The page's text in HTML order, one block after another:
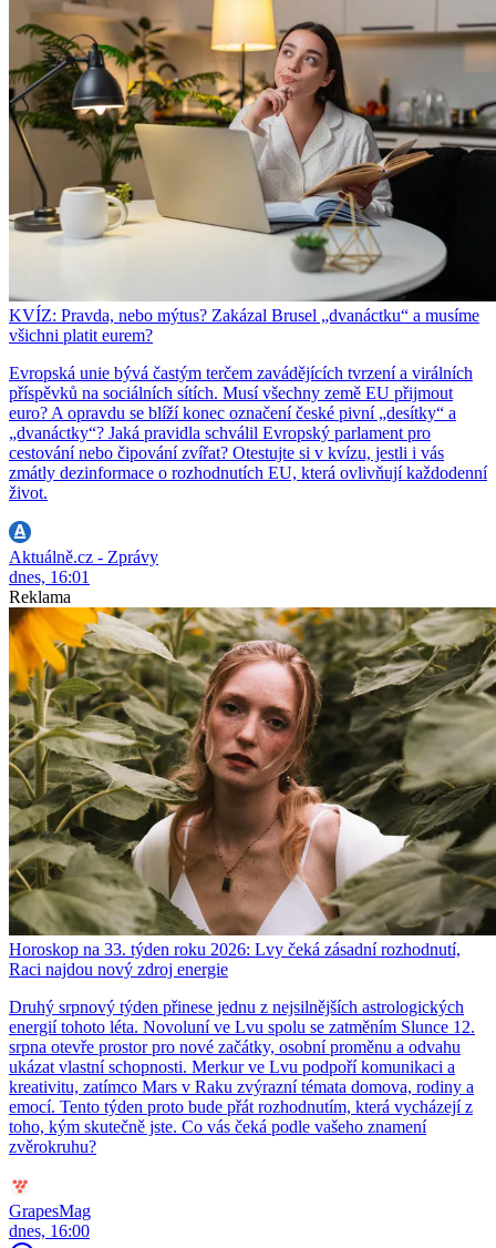
KVÍZ: Pravda, nebo mýtus? Zakázal Brusel „dvanáctku“ a musíme
všichni platit eurem?
Evropská unie bývá častým terčem zavádějících tvrzení a virálních
příspěvků na sociálních sítích. Musí všechny země EU přijmout
euro? A opravdu se blíží konec označení české pivní „desítky“ a
„dvanáctky“? Jaká pravidla schválil Evropský parlament pro
cestování nebo čipování zvířat? Otestujte si v kvízu, jestli i vás
zmátly dezinformace o rozhodnutích EU, která ovlivňují každodenní
život.
Aktuálně.cz - Zprávy
dnes, 16:01
Reklama
Horoskop na 33. týden roku 2026: Lvy čeká zásadní rozhodnutí,
Raci najdou nový zdroj energie
Druhý srpnový týden přinese jednu z nejsilnějších astrologických
energií tohoto léta. Novoluní ve Lvu spolu se zatměním Slunce 12.
srpna otevře prostor pro nové začátky, osobní proměnu a odvahu
ukázat vlastní schopnosti. Merkur ve Lvu podpoří komunikaci a
kreativitu, zatímco Mars v Raku zvýrazní témata domova, rodiny a
emocí. Tento týden proto bude přát rozhodnutím, která vycházejí z
toho, kým skutečně jste. Co vás čeká podle vašeho znamení
zvěrokruhu?
GrapesMag
dnes, 16:00